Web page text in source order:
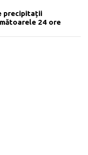
precipitații
24 ore